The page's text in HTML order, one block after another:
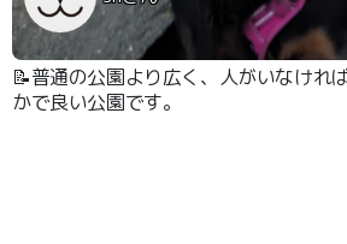
📝普通の公園より広く、人がいなけれ
かで良い公園です。